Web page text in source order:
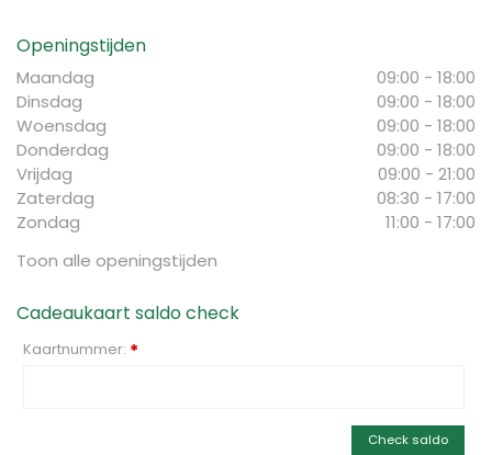
Openingstijden
Maandag
09:00 - 18:00
Dinsdag
09:00 - 18:00
Woensdag
09:00 - 18:00
Donderdag
09:00 - 18:00
Vrijdag
09:00 - 21:00
Zaterdag
08:30 - 17:00
Zondag
11:00 - 17:00
Toon alle openingstijden
Cadeaukaart saldo check
Kaartnummer: *
Check saldo